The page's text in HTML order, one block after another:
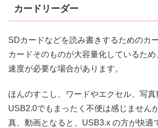
カードリーダー
SDカードなどを読み書きするためのカ
カードそのものが大容量化しているた
速度が必要な場合があります。
ほんのすこし、ワードやエクセル、写真
USB2.0でもまったく不便は感じません
真、動画となると、USB3.x の方が快適